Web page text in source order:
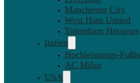
Manchester City
West Ham United
Tottenham Hotspurs
Italien
Hochleistungs-
AC Milan
USA